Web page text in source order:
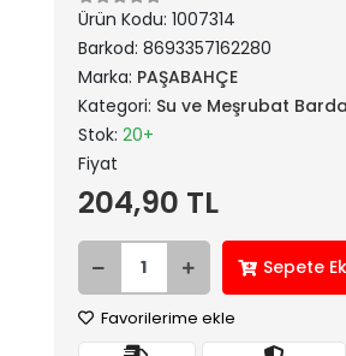
Ürün Kodu: 1007314
Barkod: 8693357162280
Marka: PAŞABAHÇE
Kategori: Su ve Meşrubat
Stok: 20+
Fiyat
204,90 TL
Sepete
Favorilerime ekle